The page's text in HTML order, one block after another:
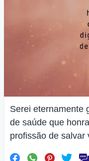
Serei eternamente
de saúde que
profissão de salvar